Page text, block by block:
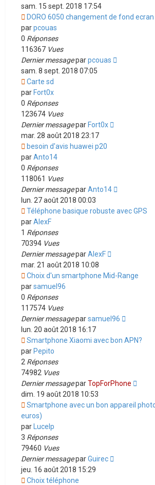
sam. 15 sept. 2018 17:54
DORO 6050 changement de fond ecran
parpcouas
0 Réponses
116367 Vues
Dernier messageparpcouas
sam. 8 sept. 2018 07:05
Carte sd
par Fort0x
0 Réponses
123674 Vues
Dernier messagepar Fort0x
mar. 28 août 2018 23:17
besoin d'avis huawei p20
parAnto14
0 Réponses
118061 Vues
Dernier messageparAnto14
lun. 27 août 2018 00:03
Téléphone basique robuste avec GPS
parAlexF
1 Réponses
70394 Vues
Dernier messageparAlexF
mar. 21 août 2018 10:08
Choix d'un smartphone Mid-Range
parsamuel96
0 Réponses
117574 Vues
Dernier messageparsamuel96
lun. 20 août 2018 16:17
Smartphone Xiaomi avec bon APN?
par Pepito
2 Réponses
74982 Vues
Dernier messageparTopForPhone
dim. 19 août 2018 10:53
Smartphone avec un bon appareil
euros)
par
Lucelp
3 Réponses
79460 Vues
Dernier messageparGuirec
jeu. 16 août 2018 15:29
Choix téléphone